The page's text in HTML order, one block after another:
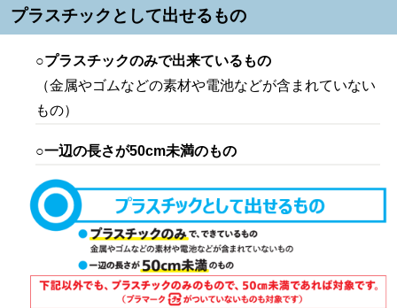
プラスチックとして出せるもの
○プラスチックのみで出来ているもの
（金属やゴムなどの素材や電池などが含まれていない
もの）
○一辺の長さが50cm未満のもの